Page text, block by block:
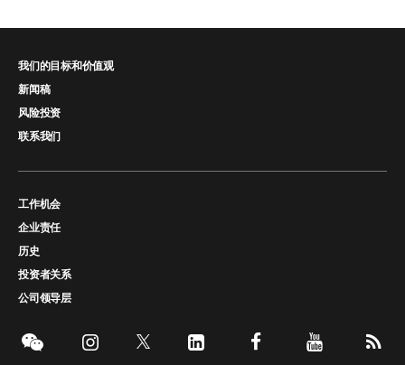
我们的目标和价值观
新闻稿
风险投资
联系我们
工作机会
企业责任
历史
投资者关系
公司领导层